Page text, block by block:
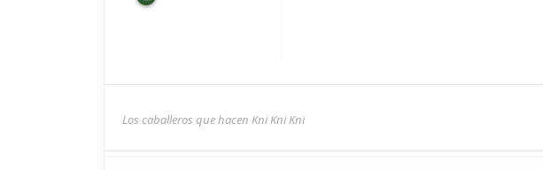
Los caballeros que hacen Kni Kni Kni